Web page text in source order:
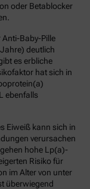
oder Betablocker
Anti-Baby-Pille
deutlich
es erbliche
hat sich in
ebenfalls
Eiweiß kann sich in
verursachen
hohe Lp(a)-
Risiko für
im Alter von unter
überwiegend